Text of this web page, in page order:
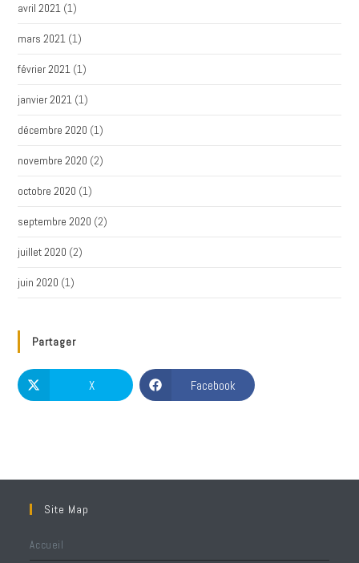
avril 2021 (1)
mars 2021 (1)
février 2021 (1)
janvier 2021 (1)
décembre 2020 (1)
novembre 2020 (2)
octobre 2020 (1)
septembre 2020 (2)
juillet 2020 (2)
juin 2020 (1)
Partager
X Facebook
Site Map
Accueil